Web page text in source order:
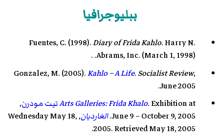
ببليوجرافيا
Fuentes, C. (1998).Diary of Frida Kahlo.Harry N.
Abrams, Inc.(March 1, 1998). .
Gonzalez, M. (2005).Kahlo – A Life.Socialist Review,
June 2005.
Arts Galleries: Frida Khalo. Exhibition at تيت مودرن,
June 9 – October 9, 2005. الغارديان , Wednesday May 18,
2005. Retrieved May 18, 2005.